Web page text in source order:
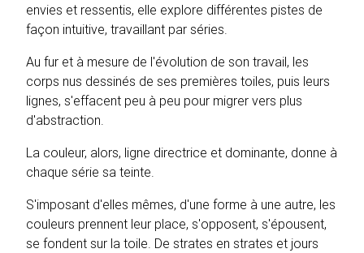
envies et ressentis, elle explore différentes pistes de
façon intuitive, travaillant par séries.
Au fur et à mesure de l'évolution de son travail, les
corps nus dessinés de ses premières toiles, puis leurs
lignes, s'effacent peu à peu pour migrer vers plus
d'abstraction.
La couleur, alors, ligne directrice et dominante, donne à
chaque série sa teinte.
S'imposant d'elles mêmes, d'une forme à une autre, les
couleurs prennent leur place, s'opposent, s'épousent,
se fondent sur la toile. De strates en strates et jours